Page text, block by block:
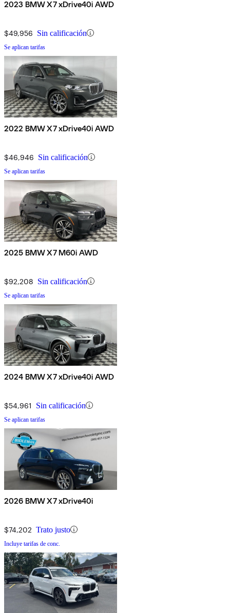
2023 BMW X7 xDrive40i AWD
$49,956 Sin calificación
Se aplican tarifas
2022 BMW X7 xDrive40i AWD
$46,946 Sin calificación
Se aplican tarifas
2025 BMW X7 M60i AWD
$92,208 Sin calificación
Se aplican tarifas
2024 BMW X7 xDrive40i AWD
$54,961 Sin calificación
Se aplican tarifas
2026 BMW X7 xDrive40i
$74,202 Trato justo
Incluye tarifas de conc.